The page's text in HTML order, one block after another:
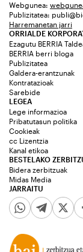
Webgunea:
Publizitatea:
Harremanetan jarri
ORRIALDE
Ezagutu BERRIA
BERRIA berri bloga
Publizitatea
Galdera-erantzunak
Kontratazioak
Sarebide
JARRAITU
LEGEA
Lege informazioa
Pribatutasun politika
Cookieak
cc Lizentzia
Kanal etikoa
BESTELAKO
Bidera zerbitzuak
Midas Media